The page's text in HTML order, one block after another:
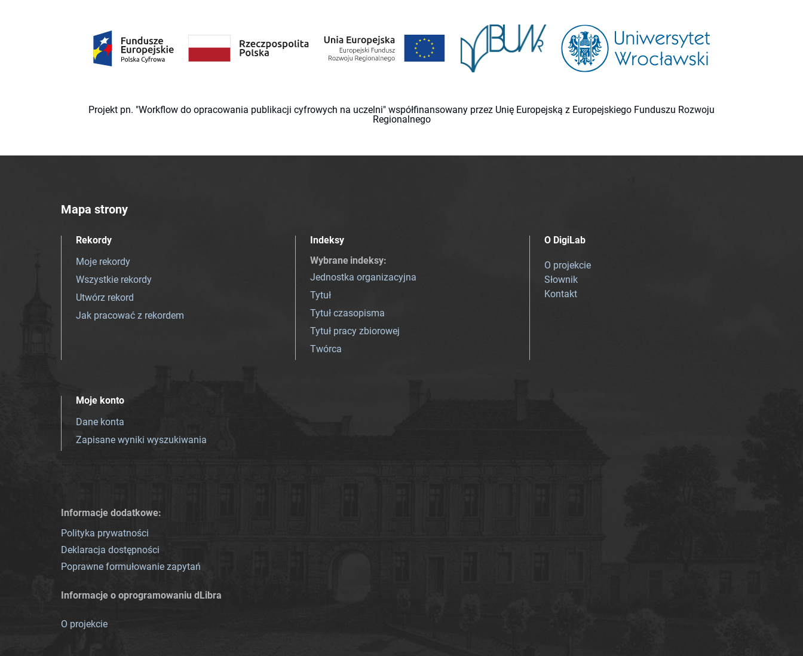
Projekt pn. "Workflow do opracowania publikacji cyfrowych na uczelni" współfinansowany przez Unię Europejską z Europejskiego Funduszu Rozwoju
Regionalnego
Mapa strony
Rekordy
Moje rekordy
Wszystkie rekordy
Utwórz rekord
Jak pracować z rekordem
Indeksy
Wybrane indeksy:
Jednostka organizacyjna
Tytuł
Tytuł czasopisma
Tytuł pracy zbiorowej
Twórca
O DigiLab
O projekcie
Słownik
Kontakt
Moje konto
Dane konta
Zapisane wyniki wyszukiwania
Informacje dodatkowe:
Polityka prywatności
Deklaracja dostępności
Poprawne formułowanie zapytań
Informacje o oprogramowaniu dLibra
O projekcie